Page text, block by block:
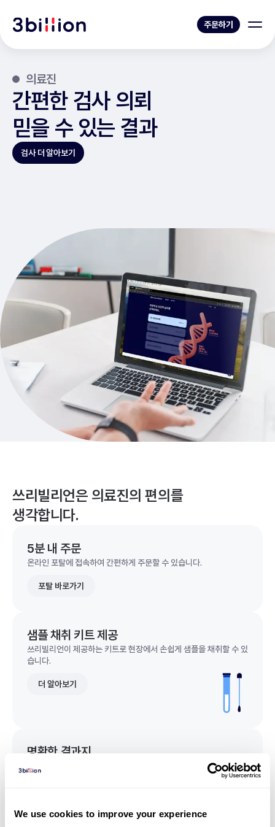
We use cookies to improve your experience
주문하기
의료진
간편한 검사 의뢰
믿을 수 있는 결과
검사 더 알아보기
쓰리빌리언은 의료진의 편의를
생각합니다.
5분 내 주문
온라인 포탈에 접속하여 간편하게 주문할 수 있습니다.
포탈 바로가기
샘플 채취 키트 제공
쓰리빌리언이 제공하는 키트로 현장에서 손쉽게 샘플을 채취할 수 있
습니다.
더 알아보기
명확한 결과지